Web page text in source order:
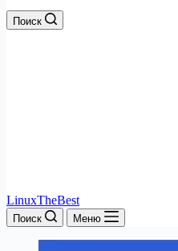
Поиск
LinuxTheBest
Поиск Меню